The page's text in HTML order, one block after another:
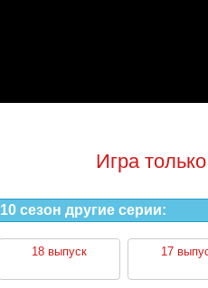
Игра
10 сезон другие серии:
18 выпуск 17